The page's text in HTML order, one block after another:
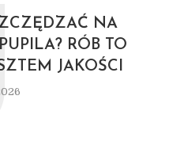
NA
RÓB TO
JAKOŚCI